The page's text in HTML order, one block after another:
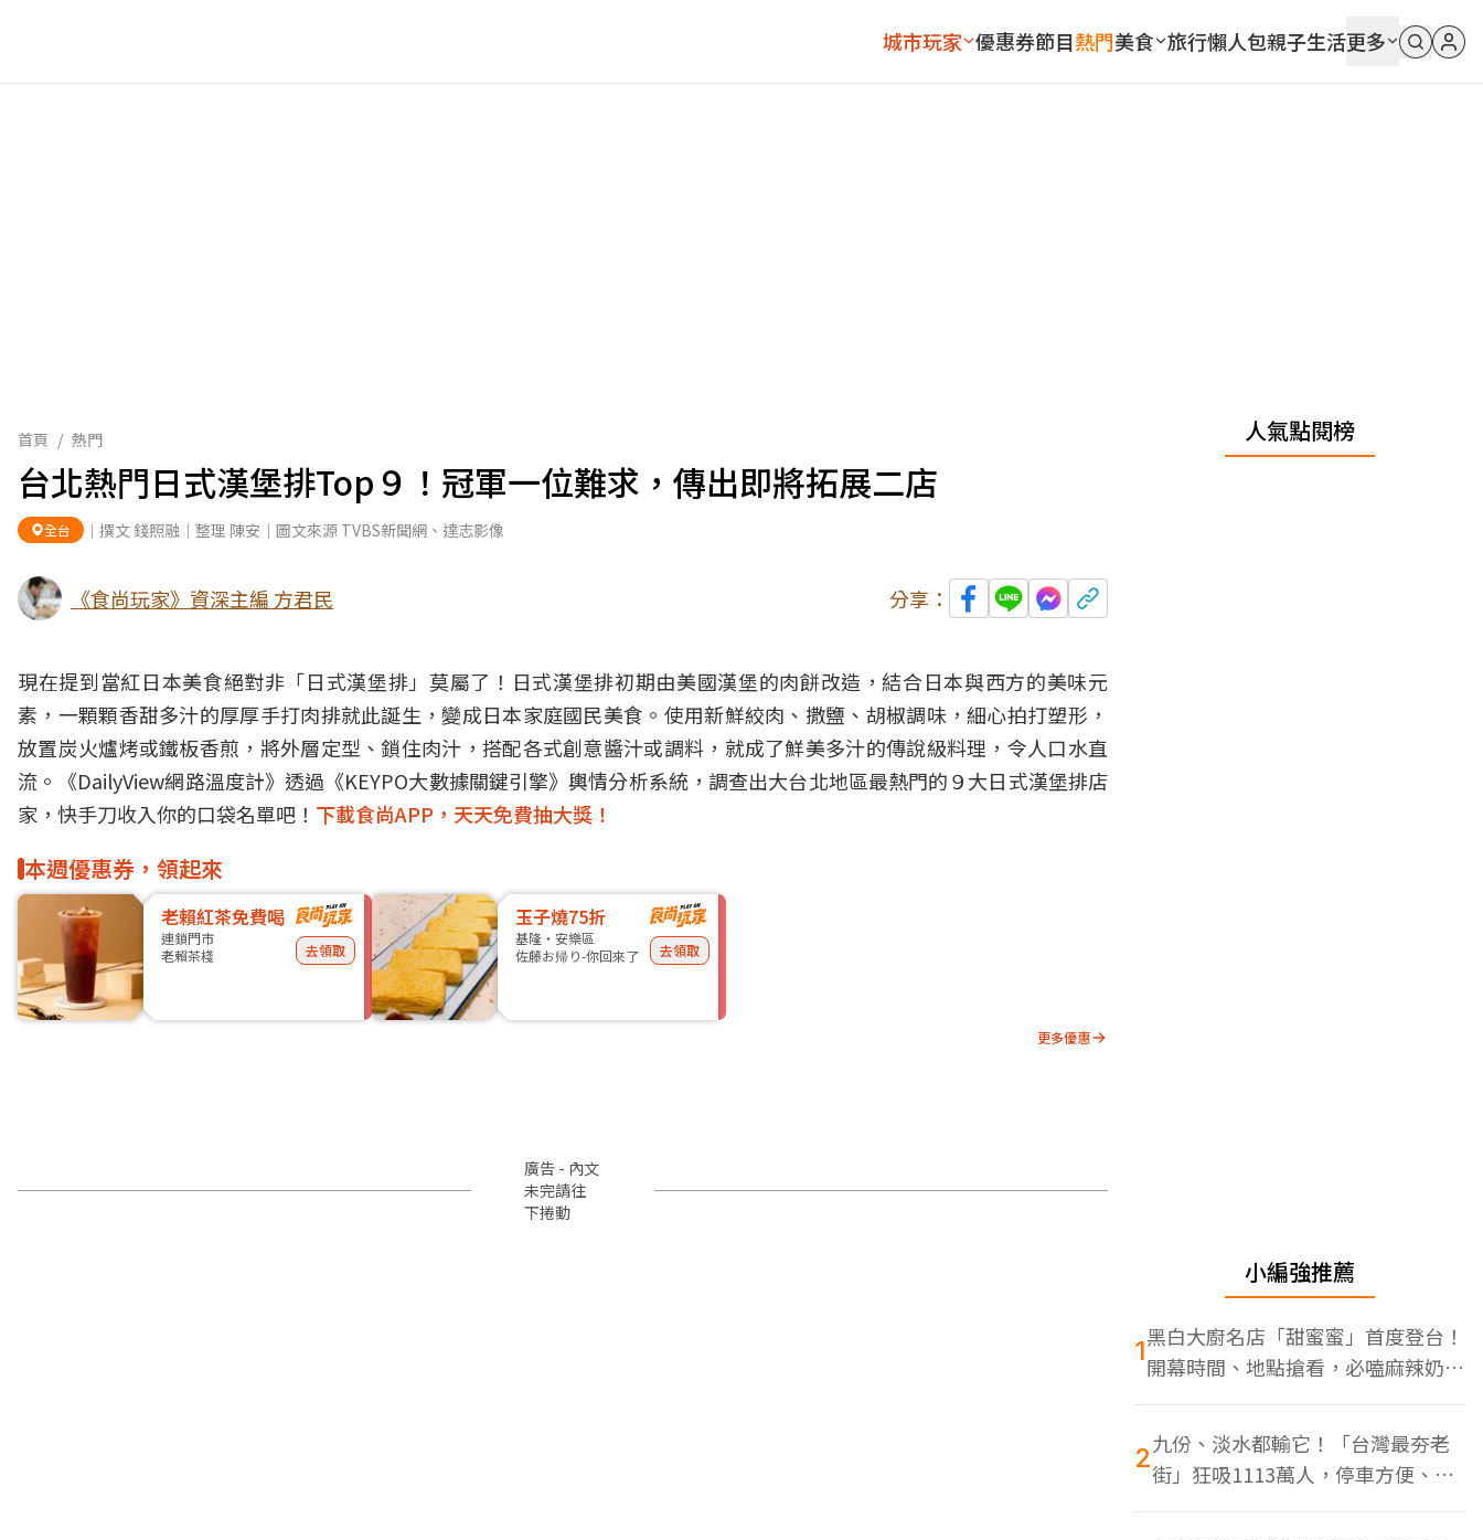
城市玩家 優惠券節目熱門美食 旅行懶人包親子生活更多
首頁 / 熱門
台北熱門日式漢堡排Top９！冠軍一位難求，傳出即將拓展二店
全台 ｜撰文 錢照融｜整理 陳安｜圖文來源 TVBS新聞網、達志影像
《食尚玩家》資深主編 方君民 分享：
現在提到當紅日本美食絕對非「日式漢堡排」莫屬了！日式漢堡排初期由美國漢堡的肉餅改造，結合日本與西方的美味元
素，一顆顆香甜多汁的厚厚手打肉排就此誕生，變成日本家庭國民美食。使用新鮮絞肉、撒鹽、胡椒調味，細心拍打塑形，
放置炭火爐烤或鐵板香煎，將外層定型、鎖住肉汁，搭配各式創意醬汁或調料，就成了鮮美多汁的傳說級料理，令人口水直
流。《DailyView網路溫度計》透過《KEYPO大數據關鍵引擎》輿情分析系統，調查出大台北地區最熱門的９大日式漢堡排店
家，快手刀收入你的口袋名單吧！ 下載食尚APP，天天免費抽大獎！
本週優惠券，領起來
老賴紅茶免費喝
連鎖門市
老賴茶棧
去領取
玉子燒75折
基隆・安樂區
佐藤お帰り-你回來了
去領取
更多優惠
廣告 - 內文
未完請往
下捲動
人氣點閱榜
小編強推薦
1黑白大廚名店「甜蜜蜜」首度登台！
開幕時間、地點搶看，必嗑麻辣奶油
蝦
2九份、淡水都輸它！「台灣最夯老
街」狂吸1113萬人，停車方便、特
色美食多